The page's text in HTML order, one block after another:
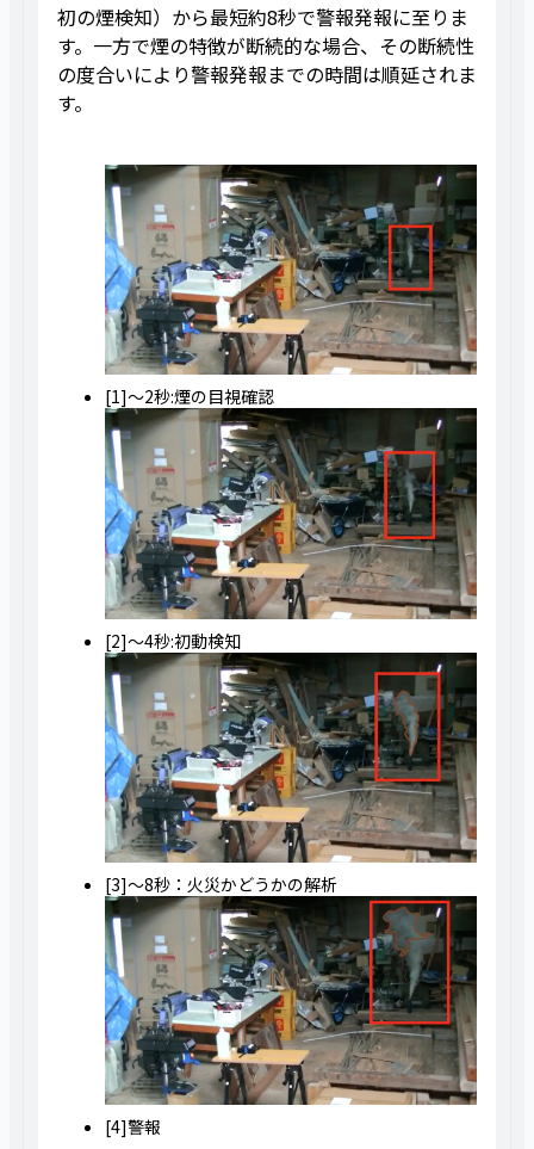
初の煙検知）から最短約8秒で警報発報に至りま
す。一方で煙の特徴が断続的な場合、その断続性
の度合いにより警報発報までの時間は順延されま
す。
[1]～2秒:煙の目視確認
[2]～4秒:初動検知
[3]～8秒：火災かどうかの解析
[4]警報